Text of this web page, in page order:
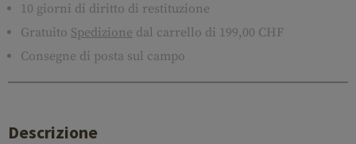
10 giorni di diritto di restituzione
Gratuito Spedizione dal carrello di 199,00 CHF
Consegne di posta sul campo
Descrizione